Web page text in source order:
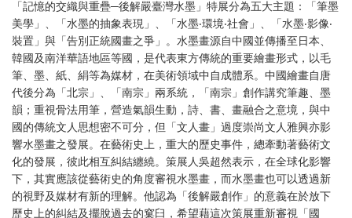
「記憶的交織與重疊─後解嚴臺灣水墨」特展分為五大主題：「筆墨
美學」、「水墨的抽象表現」、「水墨‧環境‧社會」、「水墨‧影像‧
裝置」與「告別正統國畫之爭」。水墨畫源自中國並傳播至日本、
韓國及南洋華語地區等國，是代表東方傳統的重要繪畫形式，以毛
筆、墨、紙、絹等為媒材，在美術領域中自成體系。中國繪畫自唐
代後分為「北宗」、「南宗」兩系統，「南宗」創作講究筆趣、墨
韻；重視骨法用筆，營造氣韻生動，詩、書、畫融合之意境，與中
國的傳統文人思想密不可分，但「文人畫」過度崇尚文人雅興亦影
響水墨畫之發展。在藝術史上，重大的歷史事件，總牽動著藝術文
化的發展，彼此相互糾結纏繞。策展人吳超然表示，在全球化影響
下，其實應該從藝術史的角度審視水墨畫，而水墨畫也可以透過新
的視野及媒材有新的理解。他認為「後解嚴創作」的意義在於放下
歷史上的糾結及擺脫過去的窠臼，希望藉這次策展重新審視「國